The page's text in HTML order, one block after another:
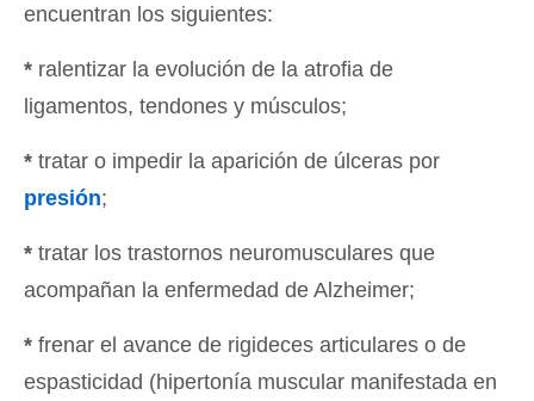
encuentran los siguientes:
* ralentizar la evolución de la atrofia de
ligamentos, tendones y músculos;
* tratar o impedir la aparición de úlceras por
presión;
* tratar los trastornos neuromusculares que
acompañan la enfermedad de Alzheimer;
* frenar el avance de rigideces articulares o de
espasticidad (hipertonía muscular manifestada en